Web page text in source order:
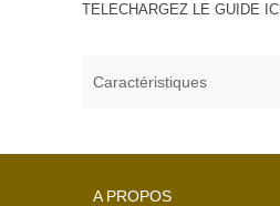
TELECHARGEZ LE GUIDE ICI
Caractéristiques
A PROPOS